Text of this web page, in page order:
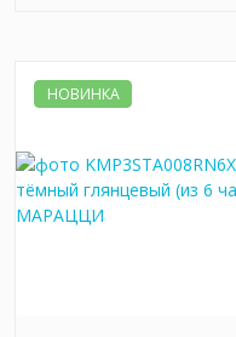
НОВИНКА